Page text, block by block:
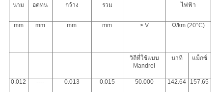
นาม
อดทน
กว้าง
รวม
ไฟฟ้า
mm mm mm mm ≥ V Ω/km (20°C)
วิถีที่ใช้แบบ
Mandrel
นาที แม็กซ์
0.012 ---- 0.013 0.015 50.000 142.64 157.65